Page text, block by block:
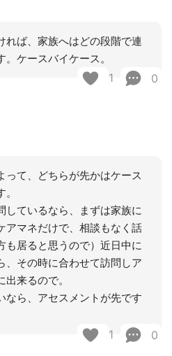
れば、家族へはどの段階で連
ケースバイケース。
1 0
って、どちらが先かはケース
しているなら、まずは家族に
アマネだけで、相談もなく話
も居ると思うので）近日中に
、その時に合わせて訪問しア
来るので。
なら、アセスメントが先です
1 0